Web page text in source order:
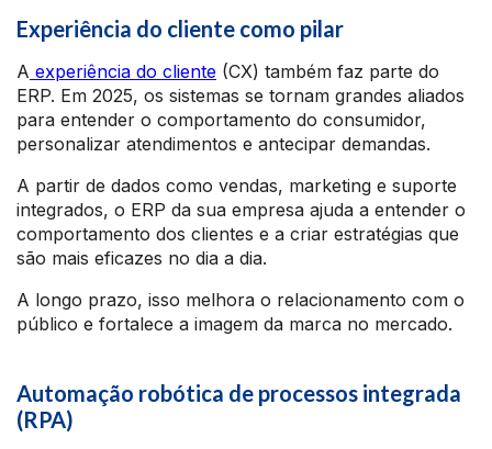
Experiência do cliente como pilar
A experiência do cliente (CX) também faz parte do
ERP. Em 2025, os sistemas se tornam grandes aliados
para entender o comportamento do consumidor,
personalizar atendimentos e antecipar demandas.
A partir de dados como vendas, marketing e suporte
integrados, o ERP da sua empresa ajuda a entender o
comportamento dos clientes e a criar estratégias que
são mais eficazes no dia a dia.
A longo prazo, isso melhora o relacionamento com o
público e fortalece a imagem da marca no mercado.
Automação robótica de processos integrada
(RPA)